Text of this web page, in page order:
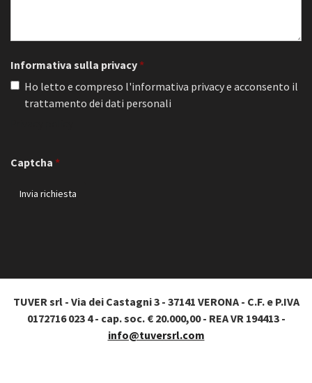
Informativa sulla privacy
Ho letto e compreso l'informativa privacy e acconsento il
trattamento dei dati personali
Captcha
TUVER srl - Via dei Castagni 3 - 37141 VERONA - C.F. e P.IVA
0172716 023 4 - cap. soc. € 20.000,00 - REA VR 194413 -
info@tuversrl.com